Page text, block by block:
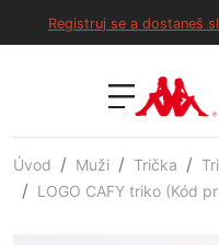
Registruj se a dostaneš
Úvod Muži Trička
LOGO CAFY triko (Kód